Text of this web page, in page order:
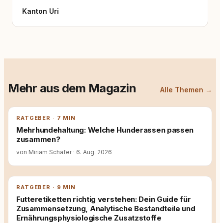
Kanton Uri
Mehr aus dem Magazin Alle Themen →
RATGEBER · 7 MIN
Mehrhundehaltung: Welche Hunderassen passen
zusammen?
von Miriam Schäfer · 6. Aug. 2026
RATGEBER · 9 MIN
Futteretiketten richtig verstehen: Dein Guide für
Zusammensetzung, Analytische Bestandteile und
Ernährungsphysiologische Zusatzstoffe